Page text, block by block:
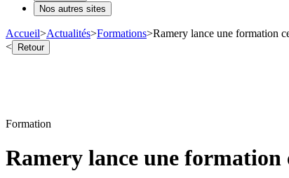
Nos autres sites
Accueil>Actualités>Formations>Ramery lance une formation
< Retour
Formation
Ramery lance une